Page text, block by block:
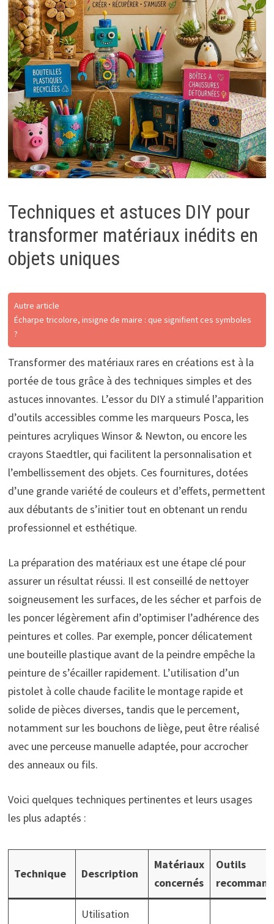
Techniques et astuces DIY pour
transformer matériaux inédits en
objets uniques
Autre article
Écharpe tricolore, insigne de maire : que signifient ces symboles
?
Transformer des matériaux rares en créations est à la
portée de tous grâce à des techniques simples et des
astuces innovantes. L’essor du DIY a stimulé l’apparition
d’outils accessibles comme les marqueurs Posca, les
peintures acryliques Winsor & Newton, ou encore les
crayons Staedtler, qui facilitent la personnalisation et
l’embellissement des objets. Ces fournitures, dotées
d’une grande variété de couleurs et d’effets, permettent
aux débutants de s’initier tout en obtenant un rendu
professionnel et esthétique.
La préparation des matériaux est une étape clé pour
assurer un résultat réussi. Il est conseillé de nettoyer
soigneusement les surfaces, de les sécher et parfois de
les poncer légèrement afin d’optimiser l’adhérence des
peintures et colles. Par exemple, poncer délicatement
une bouteille plastique avant de la peindre empêche la
peinture de s’écailler rapidement. L’utilisation d’un
pistolet à colle chaude facilite le montage rapide et
solide de pièces diverses, tandis que le percement,
notamment sur les bouchons de liège, peut être réalisé
avec une perceuse manuelle adaptée, pour accrocher
des anneaux ou fils.
Voici quelques techniques pertinentes et leurs usages
les plus adaptés :
Technique Description
Matériaux
concernés
Outils
Utilisation